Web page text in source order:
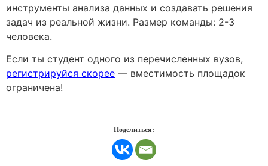
инструменты анализа данных и создавать решения
задач из реальной жизни. Размер команды: 2-3
человека.
Если ты студент одного из перечисленных вузов,
регистрируйся скорее — вместимость площадок
ограничена!
Поделиться: